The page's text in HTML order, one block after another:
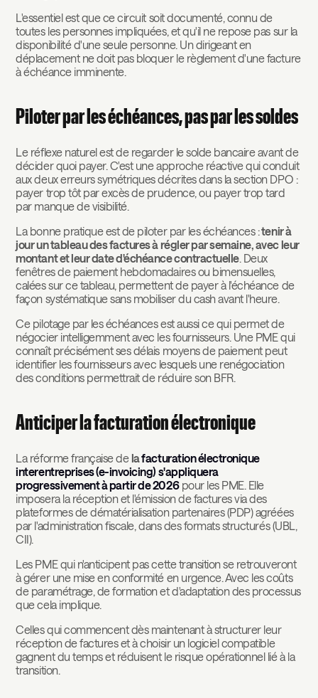
L'essentiel est que ce circuit soit documenté, connu de
toutes les personnes impliquées, et qu'il ne repose pas sur la
disponibilité d'une seule personne. Un dirigeant en
déplacement ne doit pas bloquer le règlement d'une facture
à échéance imminente.
Piloter par les échéances, pas par les soldes
Le réflexe naturel est de regarder le solde bancaire avant de
décider quoi payer. C'est une approche réactive qui conduit
aux deux erreurs symétriques décrites dans la section DPO :
payer trop tôt par excès de prudence, ou payer trop tard
par manque de visibilité.
La bonne pratique est de piloter par les échéances :tenir à
jour un tableau des factures à régler par semaine, avec leur
montant et leur date d'échéance contractuelle. Deux
fenêtres de paiement hebdomadaires ou bimensuelles,
calées sur ce tableau, permettent de payer à l'échéance de
façon systématique sans mobiliser du cash avant l'heure.
Ce pilotage par les échéances est aussi ce qui permet de
négocier intelligemment avec les fournisseurs. Une PME qui
connaît précisément ses délais moyens de paiement peut
identifier les fournisseurs avec lesquels une renégociation
des conditions permettrait de réduire son BFR.
Anticiper la facturation électronique
La réforme française de lafacturation électronique
interentreprises (e-invoicing) s'appliquera
progressivement à partir de 2026pour les PME. Elle
imposera la réception et l'émission de factures via des
plateformes de dématérialisation partenaires (PDP) agréées
par l'administration fiscale, dans des formats structurés (UBL,
CII).
Les PME qui n'anticipent pas cette transition se retrouveront
à gérer une mise en conformité en urgence. Avec les coûts
de paramétrage, de formation et d'adaptation des processus
que cela implique.
Celles qui commencent dès maintenant à structurer leur
réception de factures et à choisir un logiciel compatible
gagnent du temps et réduisent le risque opérationnel lié à la
transition.